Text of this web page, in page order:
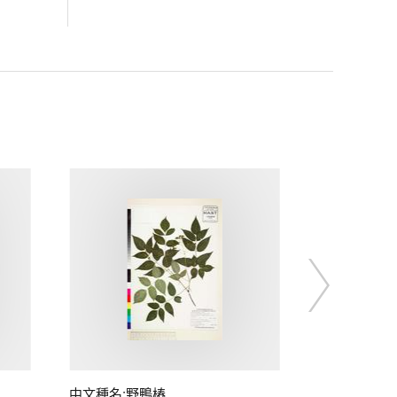
中文種名:野鴨椿